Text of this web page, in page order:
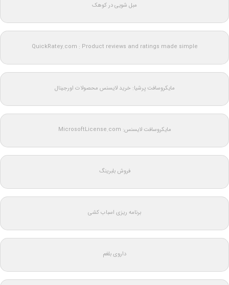
مبل شویی در کوهک
QuickRatey.com : Product reviews and ratings made simple
مایکروسافت پرشیا: خرید لایسنس محصولات اورجینال
مایکروسافت لایسنس: MicrosoftLicense.com
فروش بلبرینگ
برنامه ریزی اسباب کشی
داروی بلغم